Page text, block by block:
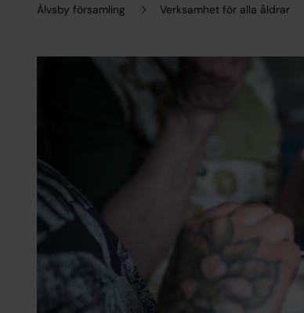
Älvsby församling Verksamhet för alla åldrar